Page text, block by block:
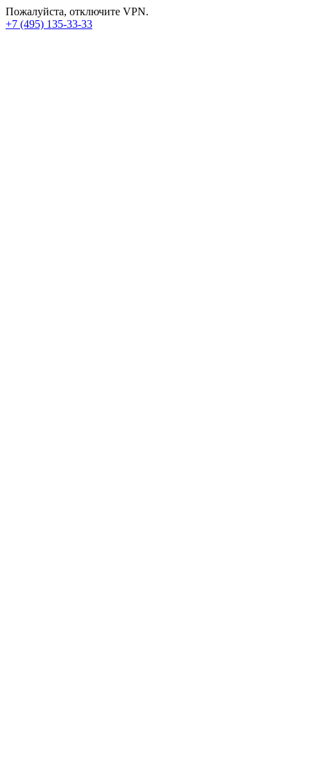
Пожалуйста, отключите VPN.
+7 (495) 135-33-33